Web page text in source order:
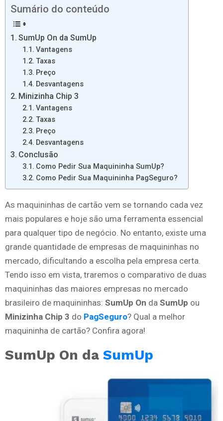
Sumário do conteúdo
SumUp On da SumUp
Vantagens
Taxas
Preço
Desvantagens
Minizinha Chip 3
Vantagens
Taxas
Preço
Desvantagens
Conclusão
Como Pedir Sua Maquininha SumUp?
Como Pedir Sua Maquininha PagSeguro?
As maquininhas de cartão vem se tornando cada vez
mais populares e hoje são uma ferramenta essencial
para qualquer tipo de negócio. No entanto, existe uma
grande quantidade de empresas de maquininhas no
mercado, dificultando a escolha pela empresa certa.
Tendo isso em vista, traremos o comparativo de duas
maquininhas das maiores empresas no mercado
brasileiro de maquininhas: SumUp On da SumUp ou
Minizinha Chip 3 do PagSeguro? Qual a melhor
maquininha de cartão? Confira agora!
SumUp On da SumUp